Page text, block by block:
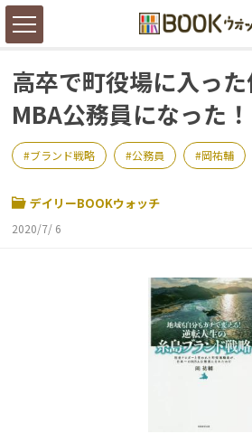
高卒で町役場に入っ
MBA公務員になった！
ブランド戦略 公務員 岡祐輔
デイリーBOOKウォッチ
2020/7/ 6